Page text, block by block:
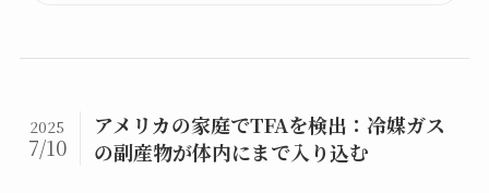
アメリカの家庭でTFAを検出：冷媒ガス
の副産物が体内にまで入り込む
2025
7/10